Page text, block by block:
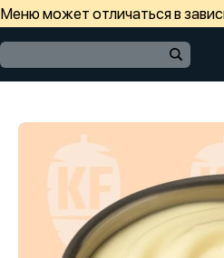
Меню может отличаться в